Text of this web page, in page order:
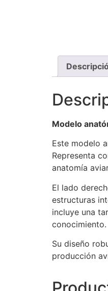
Modelo
Este modelo
Representa
anatomía
El lado
estructuras
incluye una
conocimiento.
Su diseño
producción